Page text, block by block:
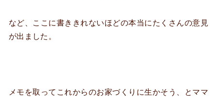
など、ここに書ききれないほどの本当にたくさんの意見
が出ました。
メモを取ってこれからのお家づくりに生かそう、とママ